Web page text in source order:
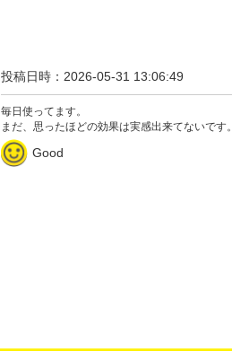
投稿日時：2026-05-31 13:06:49
毎日使ってます。
まだ、思ったほどの効果は実感出来てないです。
Good